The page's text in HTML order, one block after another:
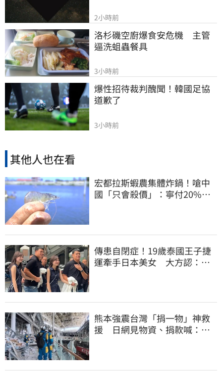
2小時前
洛杉磯空廚爆食安危機　主管
逼洗蛆蟲餐具
3小時前
爆性招待裁判醜聞！韓國足協
道歉了
3小時前
其他人也在看
宏都拉斯蝦農集體炸鍋！嗆中
國「只會殺價」：寧付20%關
傳患自閉症！19歲泰國王子捷
運牽手日本美女 大方認：
熊本強震台灣「捐一物」神救
援 日網見物資、捐款喊：比